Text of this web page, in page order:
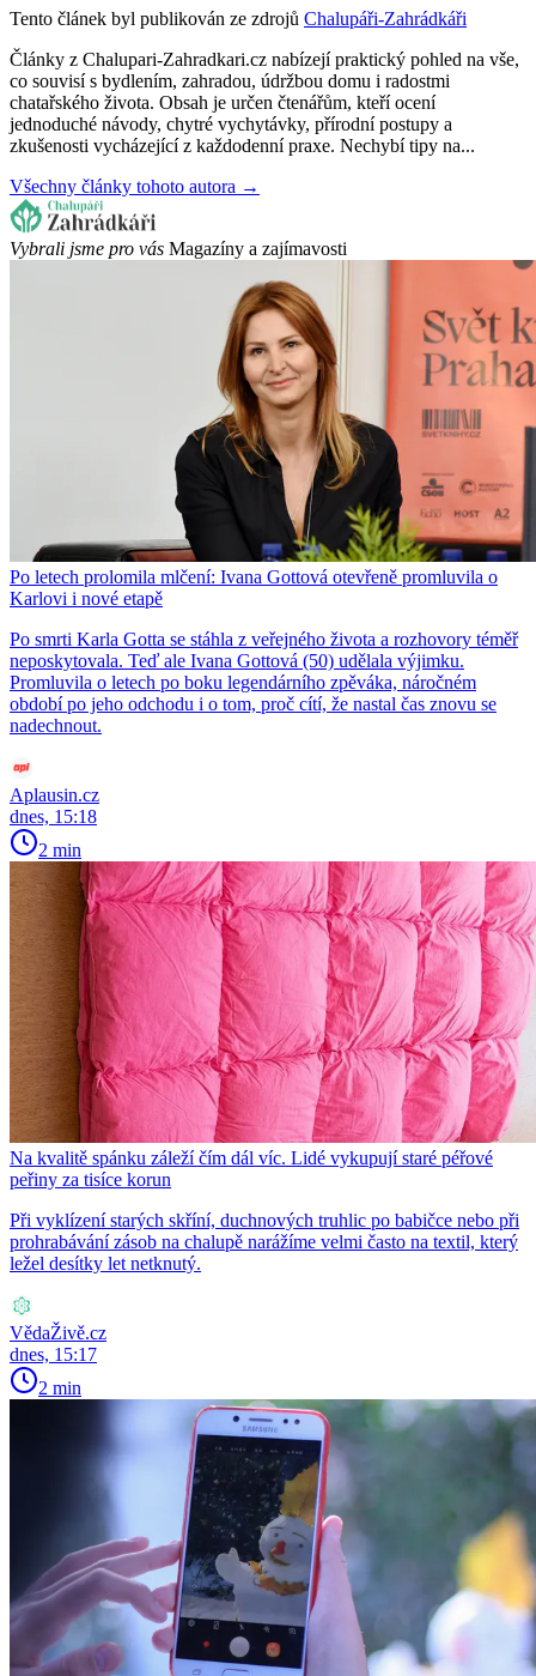
Tento článek byl publikován ze zdrojů Chalupáři-Zahrádkáři
Články z Chalupari-Zahradkari.cz nabízejí praktický pohled na vše,
co souvisí s bydlením, zahradou, údržbou domu i radostmi
chatařského života. Obsah je určen čtenářům, kteří ocení
jednoduché návody, chytré vychytávky, přírodní postupy a
zkušenosti vycházející z každodenní praxe. Nechybí tipy na...
Všechny články tohoto autora →
Vybrali jsme pro vás Magazíny a zajímavosti
Po letech prolomila mlčení: Ivana Gottová otevřeně promluvila o
Karlovi i nové etapě
Po smrti Karla Gotta se stáhla z veřejného života a rozhovory téměř
neposkytovala. Teď ale Ivana Gottová (50) udělala výjimku.
Promluvila o letech po boku legendárního zpěváka, náročném
období po jeho odchodu i o tom, proč cítí, že nastal čas znovu se
nadechnout.
Aplausin.cz
dnes, 15:18
2 min
Na kvalitě spánku záleží čím dál víc. Lidé vykupují staré péřové
peřiny za tisíce korun
Při vyklízení starých skříní, duchnových truhlic po babičce nebo při
prohrabávání zásob na chalupě narážíme velmi často na textil, který
ležel desítky let netknutý.
VědaŽivě.cz
dnes, 15:17
2 min